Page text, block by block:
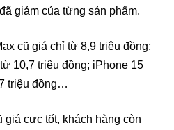
giảm của từng sản phẩm.
cũ giá chỉ từ 8,9 triệu đồng;
10,7 triệu đồng; iPhone 15
triệu đồng…
giá cực tốt, khách hàng còn